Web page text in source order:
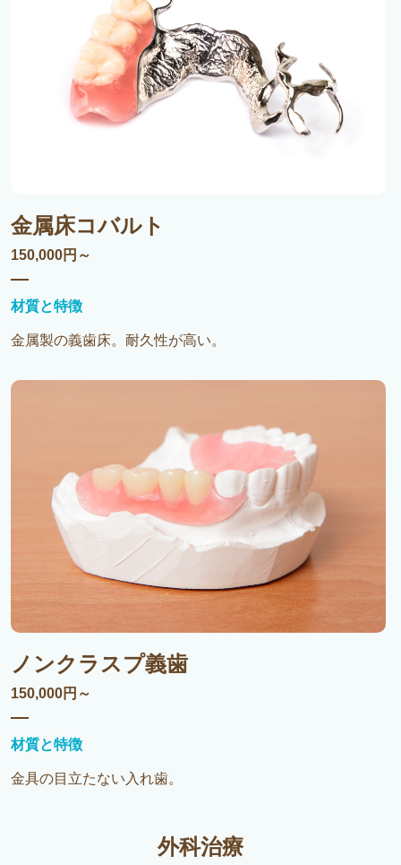
金属床コバルト
150,000円～
材質と特徴
金属製の義歯床。耐久性が高い。
ノンクラスプ義歯
150,000円～
材質と特徴
金具の目立たない入れ歯。
外科治療